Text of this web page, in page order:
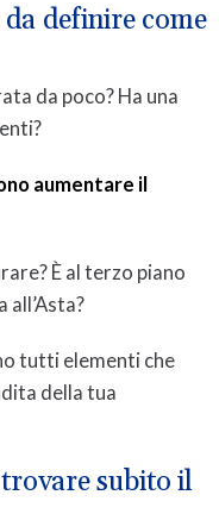
definire come
da poco? Ha una
aumentare il
È al terzo piano
all’Asta?
tutti elementi che
della tua
subito il